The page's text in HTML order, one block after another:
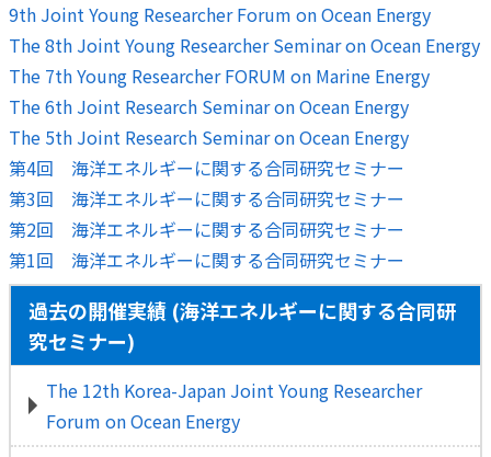
過去の開催実績 (海洋エネルギーに関する合同研
究セミナー)
The 12th Korea-Japan Joint Young Researcher
Forum on Ocean Energy
9th Joint Young Researcher Forum on Ocean Energy
The 8th Joint Young Researcher Seminar on Ocean Energy
The 7th Young Researcher FORUM on Marine Energy
The 6th Joint Research Seminar on Ocean Energy
The 5th Joint Research Seminar on Ocean Energy
第4回 海洋エネルギーに関する合同研究セミナー
第3回 海洋エネルギーに関する合同研究セミナー
第2回 海洋エネルギーに関する合同研究セミナー
第1回 海洋エネルギーに関する合同研究セミナー